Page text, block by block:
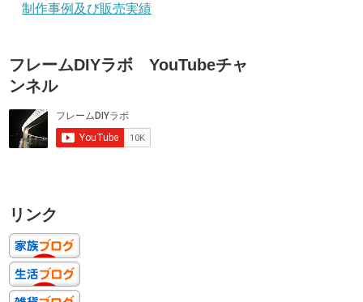
制作事例及び販売実績
フレームDIYラボ YouTubeチャ
ンネル
リンク